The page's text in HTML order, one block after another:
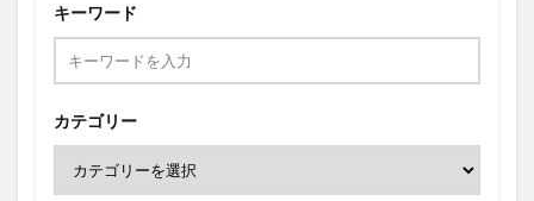
キーワード
カテゴリー